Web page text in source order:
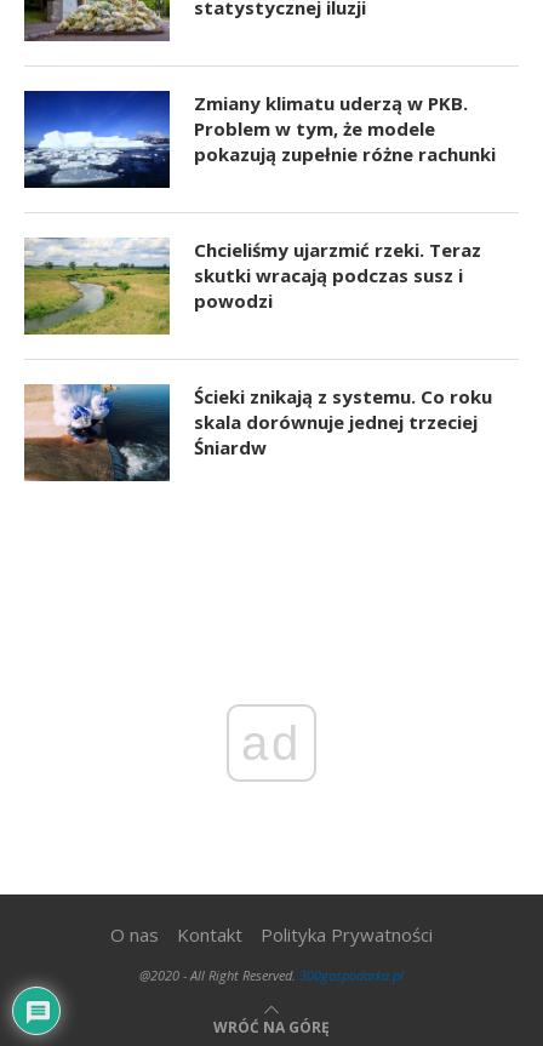
statystycznej iluzji
Zmiany klimatu uderzą w PKB.
Problem w tym, że modele
pokazują zupełnie różne rachunki
Chcieliśmy ujarzmić rzeki. Teraz
skutki wracają podczas susz i
powodzi
Ścieki znikają z systemu. Co roku
skala dorównuje jednej trzeciej
Śniardw
ad
O nas Kontakt Polityka Prywatności
@2020 - All Right Reserved. 300gospodarka.pl
WRÓĆ NA GÓRĘ